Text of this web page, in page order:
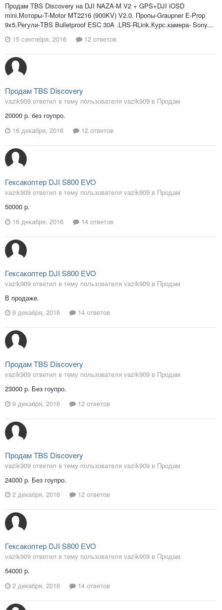
Продам TBS Discovery на DJI NAZA-M V2 + GPS+DJI iOSD
mini.Моторы-T-Motor MT2216 (900KV) V2.0. Пропы-Graupner E-Prop
9x5.Регули-TBS Bulletproof ESC 30A .LRS-RLink.Курс.камера- Sony...
15 сентября, 2016
12 ответов
Продам TBS Discovery
vazik909 ответил в тему пользователя vazik909 в Продам
20000 р. без гоупро.
16 декабря, 2016
12 ответов
Гексакоптер DJI S800 EVO
vazik909 ответил в тему пользователя vazik909 в Продам
50000 р.
16 декабря, 2016
14 ответов
Гексакоптер DJI S800 EVO
vazik909 ответил в тему пользователя vazik909 в Продам
В продаже.
9 декабря, 2016
14 ответов
Продам TBS Discovery
vazik909 ответил в тему пользователя vazik909 в Продам
23000 р. Без гоупро.
9 декабря, 2016
12 ответов
Продам TBS Discovery
vazik909 ответил в тему пользователя vazik909 в Продам
24000 р. Без гоупро.
2 декабря, 2016
12 ответов
Гексакоптер DJI S800 EVO
vazik909 ответил в тему пользователя vazik909 в Продам
54000 р.
2 декабря, 2016
14 ответов